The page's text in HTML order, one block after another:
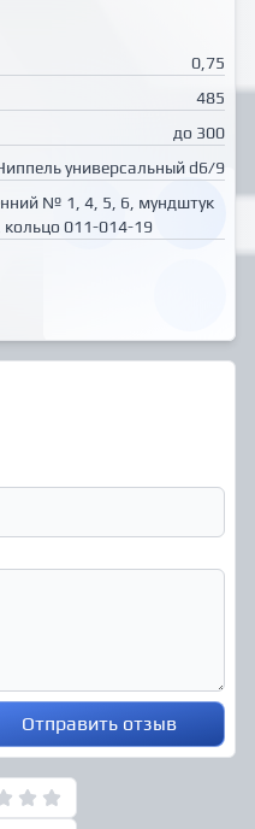
0,75
485
до 300
универсальный d6/9
№ 1, 4, 5, 6, мундштук
011-014-19
Отправить отзыв